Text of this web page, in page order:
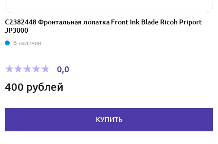
C2382448 Фронтальная лопатка Front Ink Blade Ricoh Priport
JP3000
В наличии
0,0
400 рублей
КУПИТЬ